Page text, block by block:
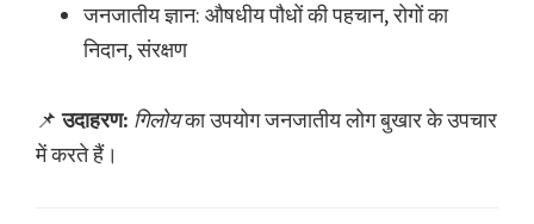
जनजातीय ज्ञान: औषधीय पौधों की पहचान, रोगों का
निदान, संरक्षण
📌उदाहरण: गिलोयका उपयोग जनजातीय लोग बुखार के उपचार
में करते हैं।